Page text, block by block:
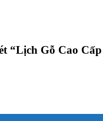
“Lịch Gỗ Cao